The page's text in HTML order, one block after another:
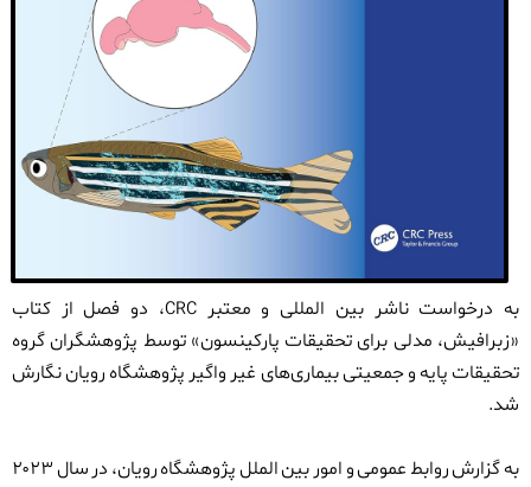
به درخواست ناشر بین المللی و معتبرCRC، دو فصل از کتاب
«زبرافیش، مدلی برای تحقیقات پارکینسون» توسط پژوهشگران گروه
تحقیقات پایه و جمعیتی بیماری‌های غیر واگیر پژوهشگاه رویان نگارش
شد.
به گزارش روابط عمومی و امور بین الملل پژوهشگاه رویان، در سال ۲۰۲۳